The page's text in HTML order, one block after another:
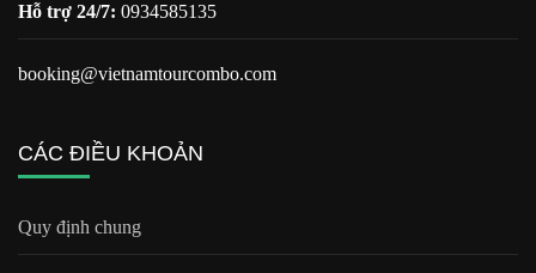
Hỗ trợ 24/7: 0934585135
booking@vietnamtourcombo.com
CÁC ĐIỀU KHOẢN
Quy định chung